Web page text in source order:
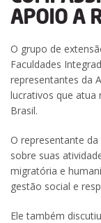
APOIO A
O grupo de
Faculdades
representantes da
lucrativos que atua
Brasil.
O representante
sobre suas
migratória e
gestão social e
Ele também